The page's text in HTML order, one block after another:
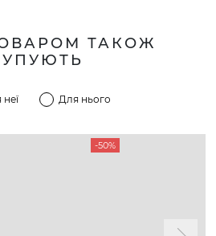
ТАКОЖ
Для нього
-50%